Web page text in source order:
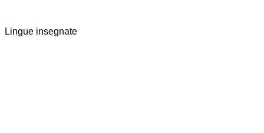
Lingue insegnate